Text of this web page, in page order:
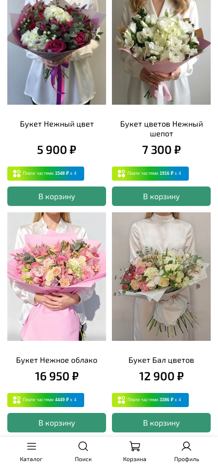
Букет Нежный цвет
5 900 ₽
Плати частями 1548 ₽ x 4
В корзину
Букет цветов Нежный
шепот
7 300 ₽
Плати частями 1916 ₽ x 4
В корзину
Букет Нежное облако
16 950 ₽
Плати частями 4449 ₽ x 4
В корзину
Букет Бал цветов
12 900 ₽
Плати частями 3386 ₽ x 4
В корзину
Каталог Поиск Корзина Профиль